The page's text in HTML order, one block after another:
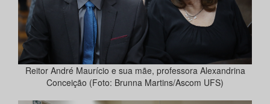
Reitor André Maurício e sua mãe, professora Alexandrina
Conceição (Foto: Brunna Martins/Ascom UFS)